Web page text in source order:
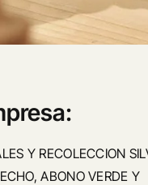
Y RECOLECCION
ABONO VERDE Y